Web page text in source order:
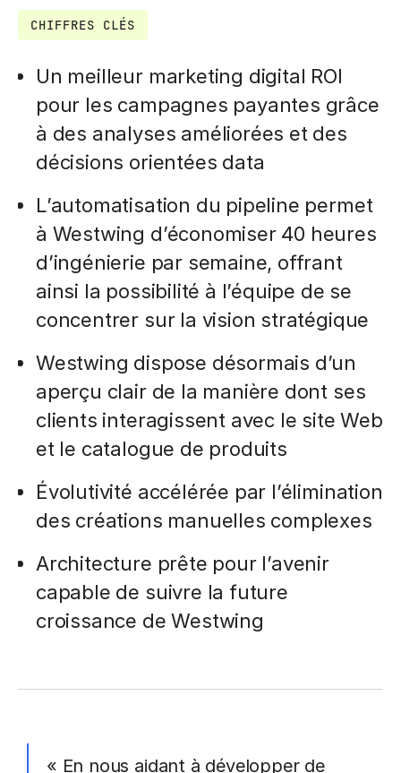
CHIFFRES CLÉS
Un meilleur marketing digital ROI
pour les campagnes payantes grâce
à des analyses améliorées et des
décisions orientées data
L’automatisation du pipeline permet
à Westwing d’économiser 40 heures
d’ingénierie par semaine, offrant
ainsi la possibilité à l’équipe de se
concentrer sur la vision stratégique
Westwing dispose désormais d’un
aperçu clair de la manière dont ses
clients interagissent avec le site Web
et le catalogue de produits
Évolutivité accélérée par l’élimination
des créations manuelles complexes
Architecture prête pour l’avenir
capable de suivre la future
croissance de Westwing
« En nous aidant à développer de